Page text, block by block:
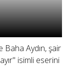
Baha Aydın, şair
isimli eserini